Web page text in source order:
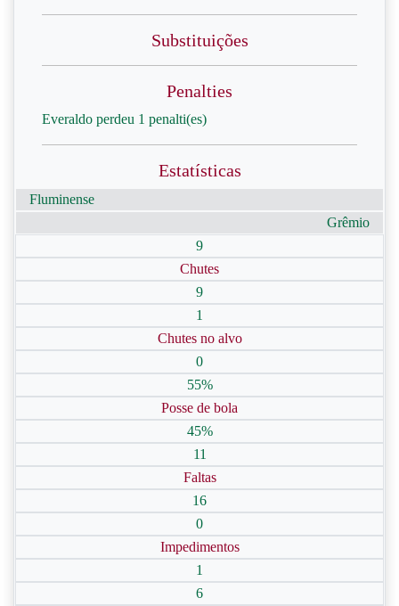
Substituições
Penalties
Everaldo perdeu 1 penalti(es)
Estatísticas
Fluminense
Grêmio
9
Chutes
9
1
Chutes no alvo
0
55%
Posse de bola
45%
11
Faltas
16
0
Impedimentos
1
6